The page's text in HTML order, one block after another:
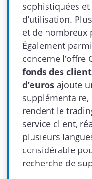
sophistiquées
d’utilisation.
et de nombreux
Également
concerne l’offre
fonds des
d’euros ajoute
rendent le
service client,
plusieurs
considérable
recherche de